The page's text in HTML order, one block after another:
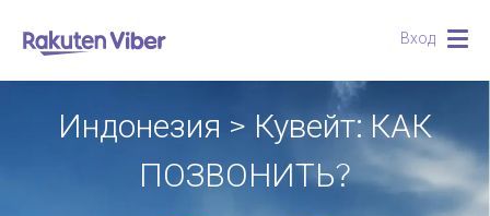
Вход
Индонезия > Кувейт: КАК
ПОЗВОНИТЬ?